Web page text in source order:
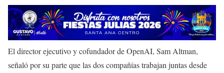
El director ejecutivo y cofundador de OpenAI, Sam Altman,
señaló por su parte que las dos compañías trabajan juntas desde